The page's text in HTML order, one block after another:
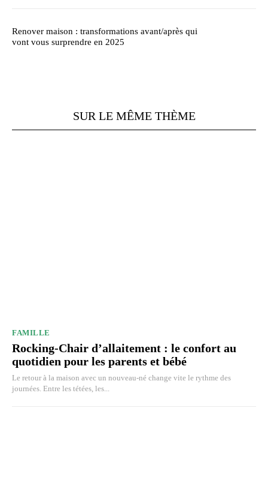
Renover maison : transformations avant/après qui
vont vous surprendre en 2025
SUR LE MÊME THÈME
FAMILLE
Rocking-Chair d’allaitement : le confort au
quotidien pour les parents et bébé
Le retour à la maison avec un nouveau-né change vite le rythme des
journées. Entre les tétées, les...